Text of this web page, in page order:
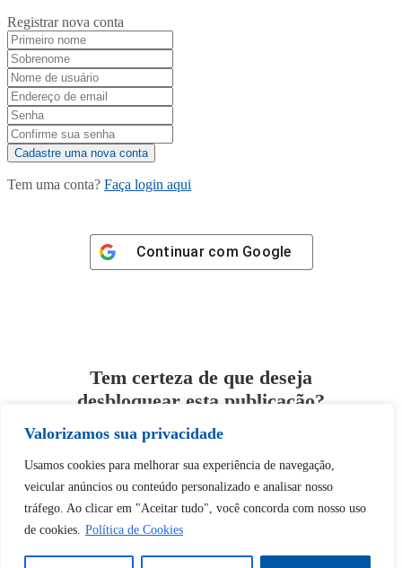
Valorizamos sua privacidade
Usamos cookies para melhorar sua experiência de navegação,
veicular anúncios ou conteúdo personalizado e analisar nosso
tráfego. Ao clicar em "Aceitar tudo", você concorda com nosso uso
de cookies. Política de Cookies
Registrar nova conta
Tem uma conta? Faça login aqui
Continuar com Google
Tem certeza de que deseja
desbloquear esta publicação?
Sim Não